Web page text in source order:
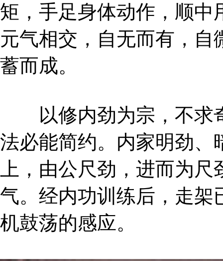
矩，手足身体动作，顺中
元气相交，自无而有，
蓄而成。
以修内劲为宗，不求
法必能简约。内家明劲、
上，由公尺劲，进而为
气。经内功训练后，走架
机鼓荡的感应。